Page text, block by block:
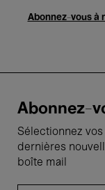
Abonnez-vous à
Abonnez-
Sélectionnez
dernières
boîte mail